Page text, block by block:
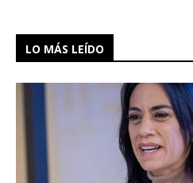
LO MÁS LEÍDO